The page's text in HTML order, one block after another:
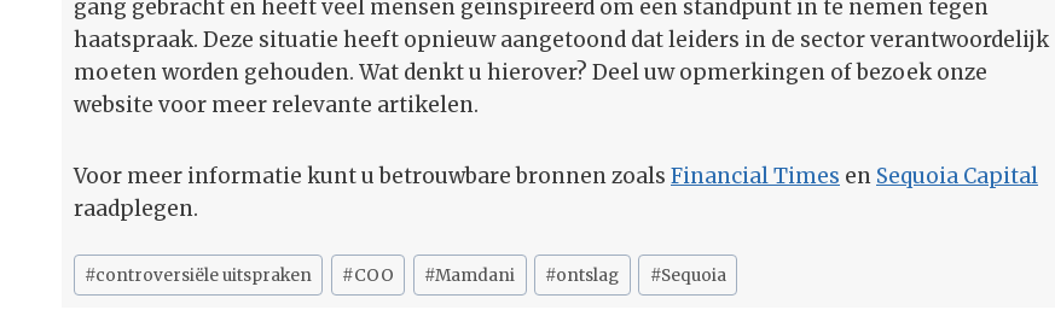
gang gebracht en heeft veel mensen geïnspireerd om een standpunt in te nemen tegen
haatspraak. Deze situatie heeft opnieuw aangetoond dat leiders in de sector verantwoordelijk
moeten worden gehouden. Wat denkt u hierover? Deel uw opmerkingen of bezoek onze
website voor meer relevante artikelen.
Voor meer informatie kunt u betrouwbare bronnen zoals Financial Times en Sequoia Capital
raadplegen.
Bericht
tags:
#controversiële uitspraken #COO #Mamdani #ontslag #Sequoia